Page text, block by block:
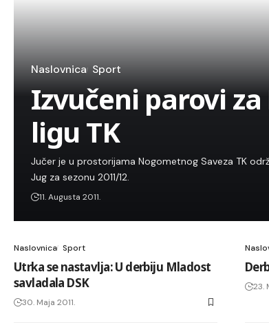
Naslovnica Sport
Izvučeni parovi
ligu TK
Jučer je u prostorijama Nogometnog Saveza TK
Jug za sezonu 2011/12.
11. Augusta 2011.
Naslovnica Sport
Utrka se nastavlja: U derbiju Mladost
savladala DSK
30. Maja 2011.
23.